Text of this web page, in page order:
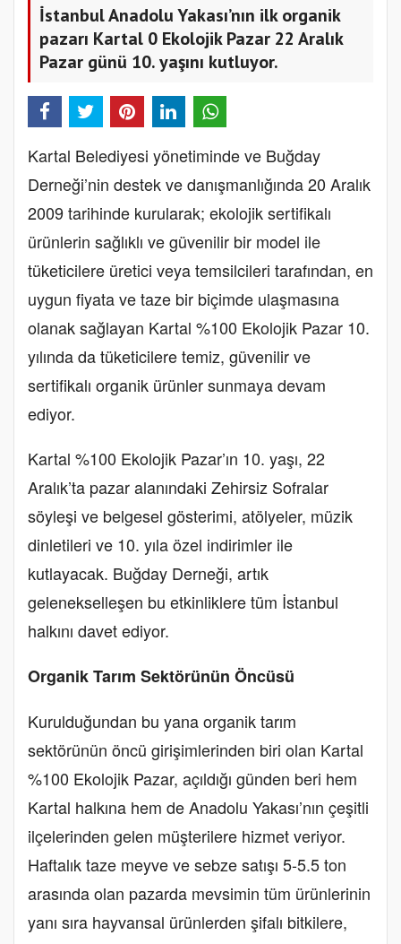
İstanbul Anadolu Yakası’nın ilk organik
pazarı Kartal 0 Ekolojik Pazar 22 Aralık
Pazar günü 10. yaşını kutluyor.
Kartal Belediyesi yönetiminde ve Buğday
Derneği’nin destek ve danışmanlığında 20 Aralık
2009 tarihinde kurularak; ekolojik sertifikalı
ürünlerin sağlıklı ve güvenilir bir model ile
tüketicilere üretici veya temsilcileri tarafından, en
uygun fiyata ve taze bir biçimde ulaşmasına
olanak sağlayan Kartal %100 Ekolojik Pazar 10.
yılında da tüketicilere temiz, güvenilir ve
sertifikalı organik ürünler sunmaya devam
ediyor.
Kartal %100 Ekolojik Pazar’ın 10. yaşı, 22
Aralık’ta pazar alanındaki Zehirsiz Sofralar
söyleşi ve belgesel gösterimi, atölyeler, müzik
dinletileri ve 10. yıla özel indirimler ile
kutlayacak. Buğday Derneği, artık
gelenekselleşen bu etkinliklere tüm İstanbul
halkını davet ediyor.
Organik Tarım Sektörünün Öncüsü
Kurulduğundan bu yana organik tarım
sektörünün öncü girişimlerinden biri olan Kartal
%100 Ekolojik Pazar, açıldığı günden beri hem
Kartal halkına hem de Anadolu Yakası’nın çeşitli
ilçelerinden gelen müşterilere hizmet veriyor.
Haftalık taze meyve ve sebze satışı 5-5.5 ton
arasında olan pazarda mevsimin tüm ürünlerinin
yanı sıra hayvansal ürünlerden şifalı bitkilere,